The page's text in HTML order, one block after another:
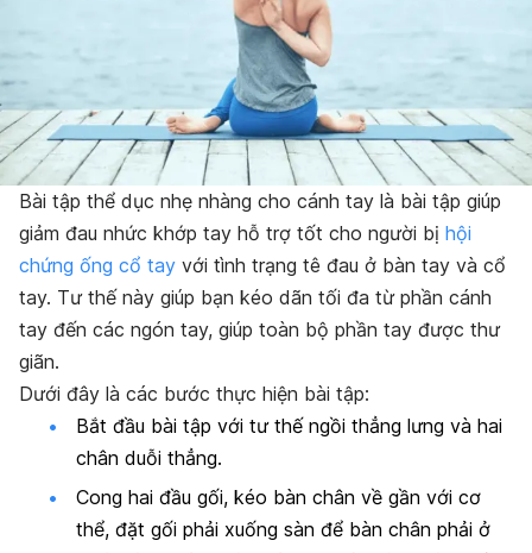
Bài tập thể dục nhẹ nhàng cho cánh tay là bài tập giúp
giảm đau nhức khớp tay hỗ trợ tốt cho người bị hội
chứng ống cổ tay với tình trạng tê đau ở bàn tay và cổ
tay. Tư thế này giúp bạn kéo dãn tối đa từ phần cánh
tay đến các ngón tay, giúp toàn bộ phần tay được thư
giãn.
Dưới đây là các bước thực hiện bài tập:
Bắt đầu bài tập với tư thế ngồi thẳng lưng và hai
chân duỗi thẳng.
Cong hai đầu gối, kéo bàn chân về gần với cơ
thể, đặt gối phải xuống sàn để bàn chân phải ở